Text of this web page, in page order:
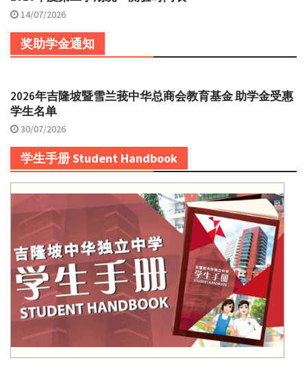
14/07/2026
奖助学金通知
2026年吉隆坡暨雪兰莪中华总商会教育基金 助学金受惠
学生名单
30/07/2026
学生手册 Student Handbook